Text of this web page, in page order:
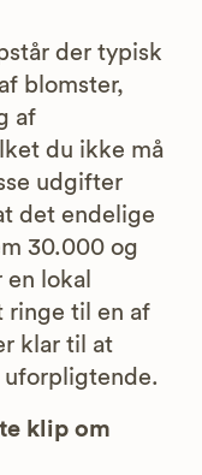
der typisk
blomster,
af
du ikke må
udgifter
det endelige
30.000 og
lokal
ringe til en af
klar til at
uforpligtende.
klip om